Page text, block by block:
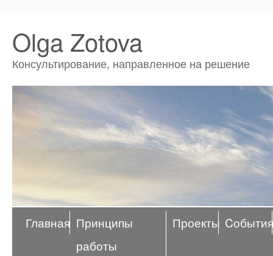
Olga Zotova
Консультирование, направленное на решение
Главная Принципы
работы
Проекты Cобытия